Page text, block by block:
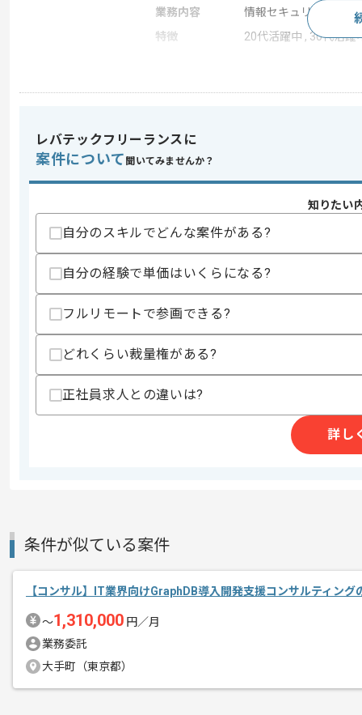
業務内容
情報セキュリティ , シ
特徴
20代活躍中 , 30代活躍
歓迎スキル
・プロジェクトマネジメント経験
・IAMの経験と知見
スキルに不安がある方へ
上記に似た経験やスキルをお持ちであれば申
その他募集要項
作業開始日
レバテックでの実績がある企業の案件で
経験豊富なメンバーと成長が出来る環
基本的には一部リモート作業を見込んで
レバテックフリーランスに
案件について 聞いてみませんか？
知りたい
自分のスキルでどんな案件がある?
自分の経験で単価はいくらになる?
フルリモートで参画できる?
どれくらい裁量権がある?
正社員求人との違いは?
詳し
条件が似ている案件
【コンサル】IT業界向けGraphDB導入開発支援コンサルティング
〜1,310,000 円／月
業務委託
大手町（東京都）